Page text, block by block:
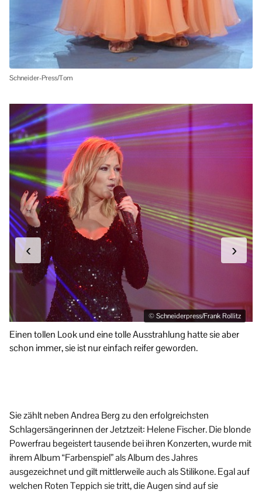
Schneider-Press/Tom
‹
Einen tollen Look und eine tolle Ausstrahlung hatte sie aber
schon immer, sie ist nur einfach reifer geworden.
© Schneiderpress/Frank Rollitz
›
Sie zählt neben Andrea Berg zu den erfolgreichsten
Schlagersängerinnen der Jetztzeit: Helene Fischer. Die blonde
Powerfrau begeistert tausende bei ihren Konzerten, wurde mit
ihrem Album “Farbenspiel” als Album des Jahres
ausgezeichnet und gilt mittlerweile auch als Stilikone. Egal auf
welchen Roten Teppich sie tritt, die Augen sind auf sie